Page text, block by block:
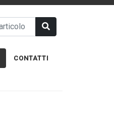
CONTATTI